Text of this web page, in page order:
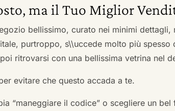
ma il Tuo Miglior
bellissimo, curato nei minimi dettagli,
purtroppo, s\\uccede molto più spesso
ritrovarsi con una bellissima vetrina nel
evitare che questo accada a te.
“maneggiare il codice” o scegliere un